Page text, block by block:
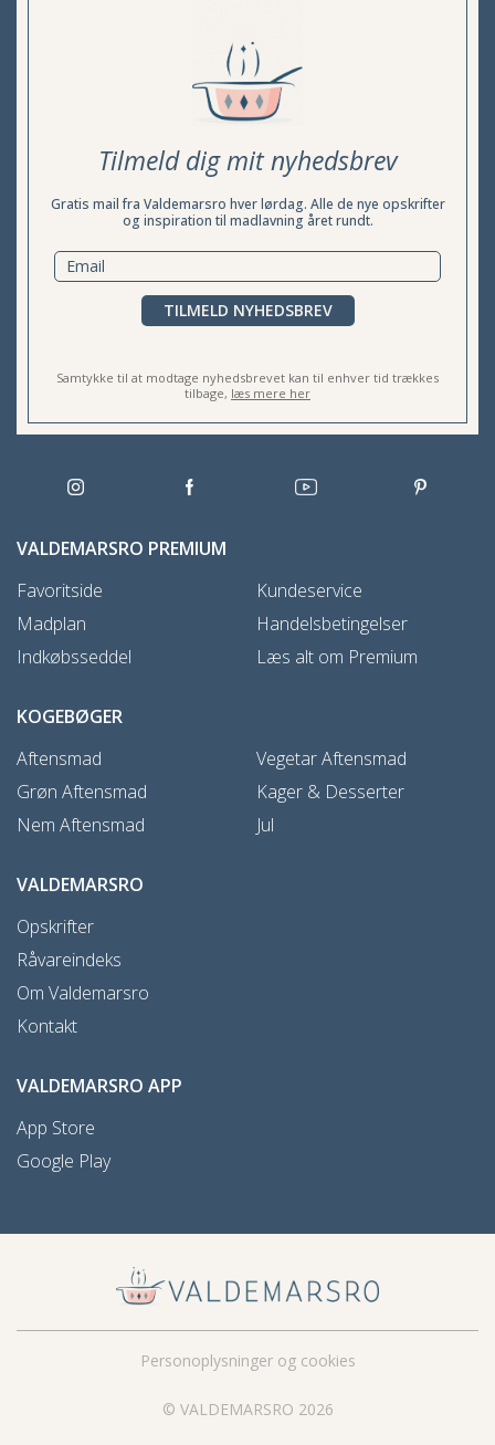
Tilmeld dig mit nyhedsbrev
Gratis mail fra Valdemarsro hver lørdag. Alle de nye opskrifter
og inspiration til madlavning året rundt.
TILMELD NYHEDSBREV
Samtykke til at modtage nyhedsbrevet kan til enhver tid trækkes
tilbage, læs mere her
VALDEMARSRO PREMIUM
Favoritside
Madplan
Indkøbsseddel
Kundeservice
Handelsbetingelser
Læs alt om Premium
KOGEBØGER
Aftensmad
Grøn Aftensmad
Nem Aftensmad
Vegetar Aftensmad
Kager & Desserter
Jul
VALDEMARSRO
Opskrifter
Råvareindeks
Om Valdemarsro
Kontakt
VALDEMARSRO APP
App Store
Google Play
© VALDEMARSRO 2026
Personoplysninger og cookies